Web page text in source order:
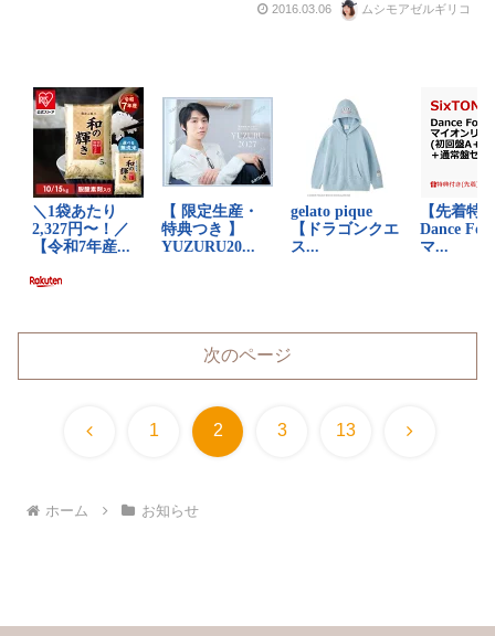
2016.03.06 ムシモアゼルギリコ
次のページ
前 1 2 3 13 次
ホーム お知らせ